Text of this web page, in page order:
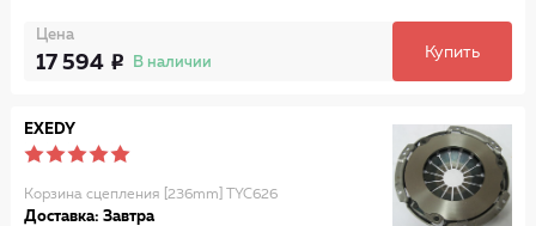
Цена
17 594 В наличии
Купить
EXEDY
Корзина сцепления [236mm] TYC626
Доставка: Завтра